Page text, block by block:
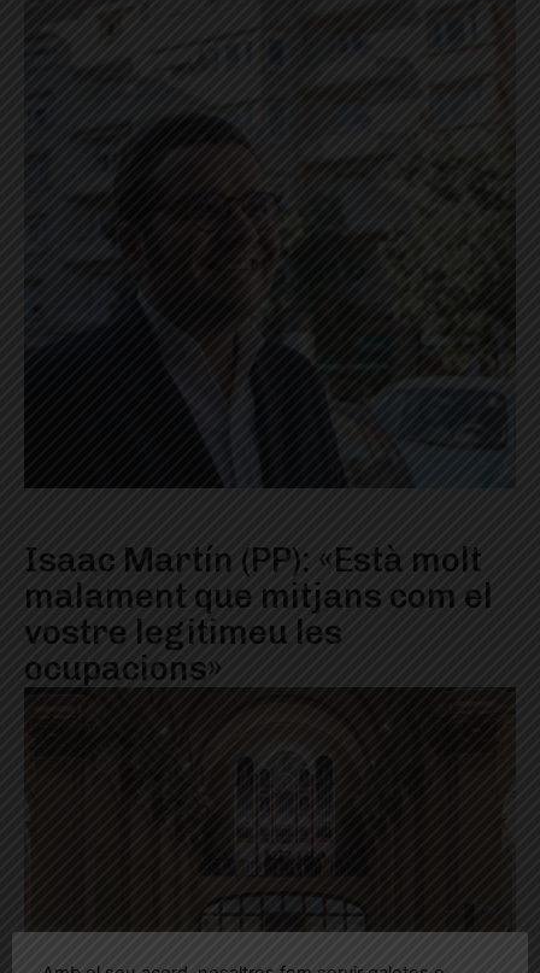
Isaac Martín (PP): «Està molt
malament que mitjans com el
vostre legitimeu les
ocupacions»